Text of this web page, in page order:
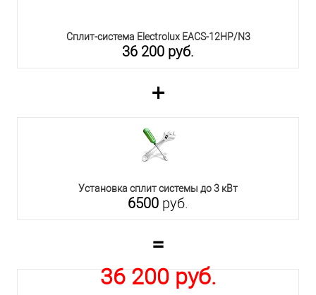
Сплит-система Electrolux EACS-12HP/N3
36 200 руб.
+
Установка сплит системы до 3 кВт
6500 руб.
=
36 200 руб.